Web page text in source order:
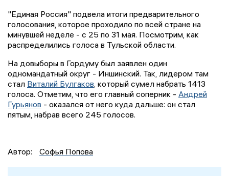
"Единая Россия" подвела итоги предварительного
голосования, которое проходило по всей стране на
минувшей неделе - с 25 по 31 мая. Посмотрим, как
распределились голоса в Тульской области.
На довыборы в Гордуму был заявлен один
одномандатный округ - Иншинский. Так, лидером там
стал Виталий Булгаков, который сумел набрать 1413
голоса. Отметим, что его главный соперник - Андрей
Гурьянов - оказался от него куда дальше: он стал
пятым, набрав всего 245 голосов.
Автор: Софья Попова